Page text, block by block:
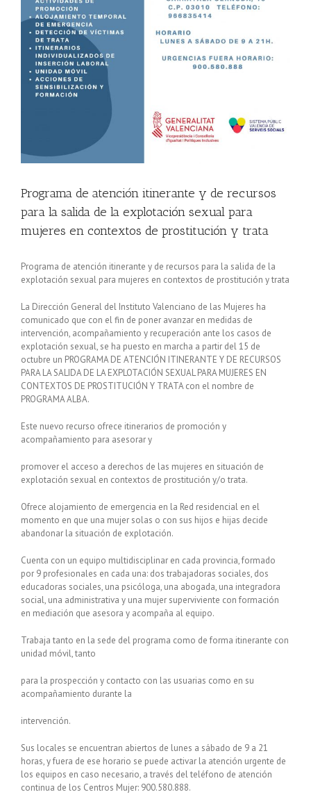
Programa de atención itinerante y de recursos
para la salida de la explotación sexual para
mujeres en contextos de prostitución y trata
Programa de atención itinerante y de recursos para la salida de la
explotación sexual para mujeres en contextos de prostitución y trata
La Dirección General del Instituto Valenciano de las Mujeres ha
comunicado que con el fin de poner avanzar en medidas de
intervención, acompañamiento y recuperación ante los casos de
explotación sexual, se ha puesto en marcha a partir del 15 de
octubre un PROGRAMA DE ATENCIÓN ITINERANTE Y DE RECURSOS
PARA LA SALIDA DE LA EXPLOTACIÓN SEXUAL PARA MUJERES EN
CONTEXTOS DE PROSTITUCIÓN Y TRATA con el nombre de
PROGRAMA ALBA.
Este nuevo recurso ofrece itinerarios de promoción y
acompañamiento para asesorar y
promover el acceso a derechos de las mujeres en situación de
explotación sexual en contextos de prostitución y/o trata.
Ofrece alojamiento de emergencia en la Red residencial en el
momento en que una mujer solas o con sus hijos e hijas decide
abandonar la situación de explotación.
Cuenta con un equipo multidisciplinar en cada provincia, formado
por 9 profesionales en cada una: dos trabajadoras sociales, dos
educadoras sociales, una psicóloga, una abogada, una integradora
social, una administrativa y una mujer superviviente con formación
en mediación que asesora y acompaña al equipo.
Trabaja tanto en la sede del programa como de forma itinerante con
unidad móvil, tanto
para la prospección y contacto con las usuarias como en su
acompañamiento durante la
intervención.
Sus locales se encuentran abiertos de lunes a sábado de 9 a 21
horas, y fuera de ese horario se puede activar la atención urgente de
los equipos en caso necesario, a través del teléfono de atención
continua de los Centros Mujer: 900.580.888.